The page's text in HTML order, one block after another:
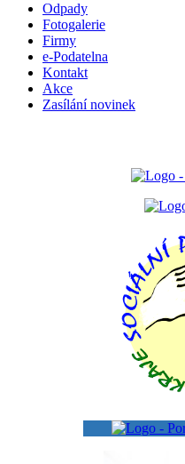
Odpady
Fotogalerie
Firmy
e-Podatelna
Kontakt
Akce
Zasílání novinek